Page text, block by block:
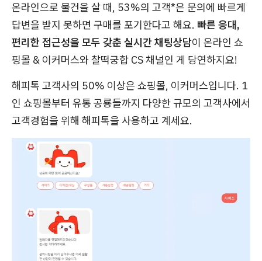
온라인으로 물건을 살 때, 53%의 고객*은 문의에 빠르게
답변을 받지 못하면 구매를 포기한다고 해요. 빠른 응대,
편리한 접근성을 모두 갖춘 실시간 채팅상담이 온라인 쇼
핑몰 & 이커머스와 찰떡궁합 CS 채널인 게 당연하지요!
해피톡 고객사의 50% 이상은 쇼핑몰, 이커머스입니다. 1
인 쇼핑몰부터 유통 공룡들까지 다양한 규모의 고객사에서
고객경험을 위해 해피톡을 사용하고 계세요.